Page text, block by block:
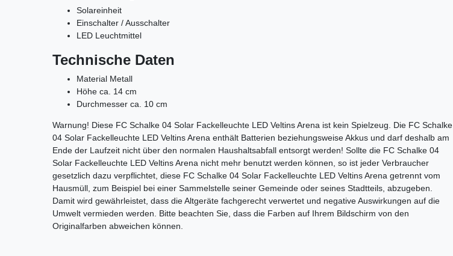
Solareinheit
Einschalter / Ausschalter
LED Leuchtmittel
Technische Daten
Material Metall
Höhe ca. 14 cm
Durchmesser ca. 10 cm
Warnung! Diese FC Schalke 04 Solar Fackelleuchte LED Veltins Arena ist kein Spielzeug. Die FC Schalke
04 Solar Fackelleuchte LED Veltins Arena enthält Batterien beziehungsweise Akkus und darf deshalb am
Ende der Laufzeit nicht über den normalen Haushaltsabfall entsorgt werden! Sollte die FC Schalke 04
Solar Fackelleuchte LED Veltins Arena nicht mehr benutzt werden können, so ist jeder Verbraucher
gesetzlich dazu verpflichtet, diese FC Schalke 04 Solar Fackelleuchte LED Veltins Arena getrennt vom
Hausmüll, zum Beispiel bei einer Sammelstelle seiner Gemeinde oder seines Stadtteils, abzugeben.
Damit wird gewährleistet, dass die Altgeräte fachgerecht verwertet und negative Auswirkungen auf die
Umwelt vermieden werden. Bitte beachten Sie, dass die Farben auf Ihrem Bildschirm von den
Originalfarben abweichen können.